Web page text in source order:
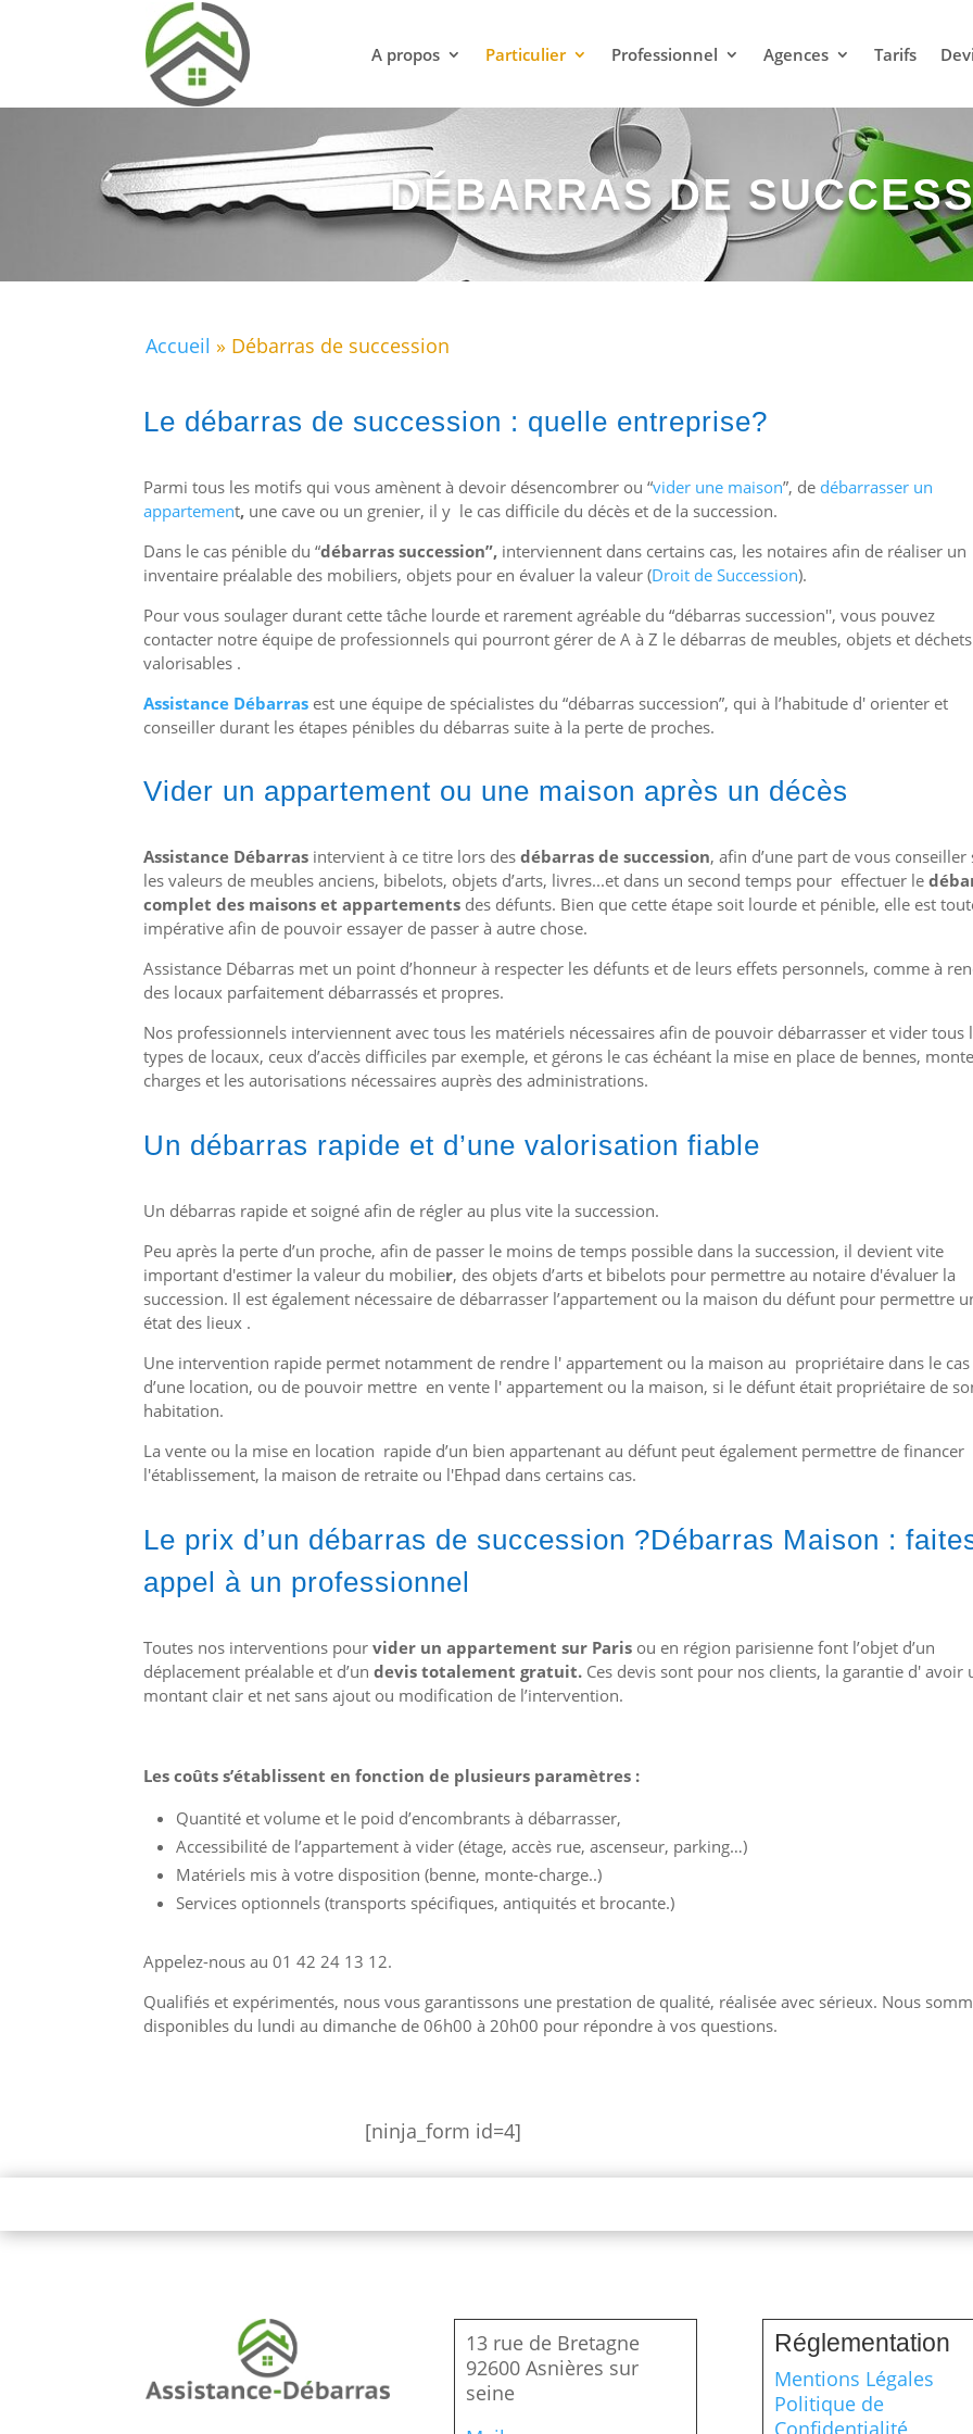
A propos Particulier Professionnel Agences Tarifs
DÉBARRAS DE
Accueil » Débarras de succession
Le débarras de succession : quelle entreprise?
Parmi tous les motifs qui vous amènent à devoir désencombrer ou “vider une maison”, de débarrasser un
appartement, une cave ou un grenier, il y le cas difficile du décès et de la succession.
Dans le cas pénible du “débarras succession”, interviennent dans certains cas, les notaires afin de réaliser un
inventaire préalable des mobiliers, objets pour en évaluer la valeur (Droit de Succession).
Pour vous soulager durant cette tâche lourde et rarement agréable du “débarras succession'', vous pouvez
contacter notre équipe de professionnels qui pourront gérer de A à Z le débarras de meubles, objets et
valorisables .
Assistance Débarras est une équipe de spécialistes du “débarras succession”, qui à l’habitude d' orienter et
conseiller durant les étapes pénibles du débarras suite à la perte de proches.
Vider un appartement ou une maison après un décès
Assistance Débarras intervient à ce titre lors des débarras de succession, afin d’une part de vous conseiller
les valeurs de meubles anciens, bibelots, objets d’arts, livres...et dans un second temps pour effectuer le
complet des maisons et appartements des défunts. Bien que cette étape soit lourde et pénible, elle est
impérative afin de pouvoir essayer de passer à autre chose.
Assistance Débarras met un point d’honneur à respecter les défunts et de leurs effets personnels, comme à
des locaux parfaitement débarrassés et propres.
Nos professionnels interviennent avec tous les matériels nécessaires afin de pouvoir débarrasser et vider tous
types de locaux, ceux d’accès difficiles par exemple, et gérons le cas échéant la mise en place de bennes,
charges et les autorisations nécessaires auprès des administrations.
Un débarras rapide et d’une valorisation fiable
Un débarras rapide et soigné afin de régler au plus vite la succession.
Peu après la perte d’un proche, afin de passer le moins de temps possible dans la succession, il devient vite
important d'estimer la valeur du mobilier, des objets d’arts et bibelots pour permettre au notaire d'évaluer la
succession. Il est également nécessaire de débarrasser l’appartement ou la maison du défunt pour permettre
état des lieux .
Une intervention rapide permet notamment de rendre l' appartement ou la maison au propriétaire dans le cas
d’une location, ou de pouvoir mettre en vente l' appartement ou la maison, si le défunt était propriétaire de
habitation.
La vente ou la mise en location rapide d’un bien appartenant au défunt peut également permettre de financer
l'établissement, la maison de retraite ou l'Ehpad dans certains cas.
Le prix d’un débarras de succession ?Débarras Maison :
appel à un professionnel
Toutes nos interventions pour vider un appartement sur Paris ou en région parisienne font l’objet d’un
déplacement préalable et d’un devis totalement gratuit. Ces devis sont pour nos clients, la garantie d' avoir
montant clair et net sans ajout ou modification de l’intervention.
Les coûts s’établissent en fonction de plusieurs paramètres :
Quantité et volume et le poid d’encombrants à débarrasser,
Accessibilité de l’appartement à vider (étage, accès rue, ascenseur, parking…)
Matériels mis à votre disposition (benne, monte-charge..)
Services optionnels (transports spécifiques, antiquités et brocante.)
Appelez-nous au 01 42 24 13 12.
Qualifiés et expérimentés, nous vous garantissons une prestation de qualité, réalisée avec sérieux. Nous
disponibles du lundi au dimanche de 06h00 à 20h00 pour répondre à vos questions.
[ninja_form id=4]
13 rue de Bretagne
92600 Asnières sur
seine
Réglementation
Mentions Légales
Politique de
Confidentialité